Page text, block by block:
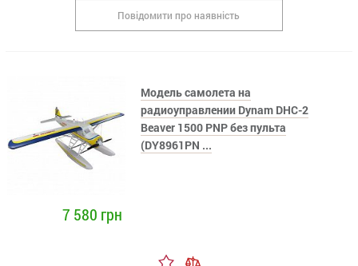
Повідомити про наявність
Модель самолета на
радиоуправлении Dynam DHC-2
Beaver 1500 PNP без пульта
(DY8961PN ...
7 580 грн